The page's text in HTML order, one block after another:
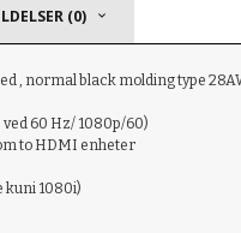
(0)
, normal black molding type
60 Hz/ 1080p/60)
to HDMI enheter
kuni 1080i)